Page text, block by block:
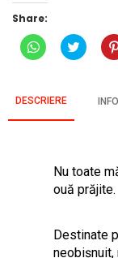
Share:
Dă
clic
WhatsApp(Se
deschide
într-
Dă
clic
DESCRIERE
Nu toate
ouă prăjite.
Destinate